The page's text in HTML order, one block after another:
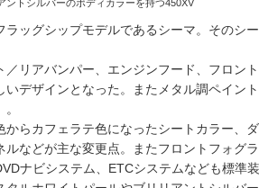
ントシルバーのボディカラーを持つ450XV
ラッグシップモデルであるシーマ。そのシ
リアバンパー、エンジンフード、フロン
いデザインとなった。またメタル調ペイン
からカフェラテ色になったシートカラー、
ルなどが主な変更点。またフロントフォグ
ナビシステム、ETCシステムなども標準装